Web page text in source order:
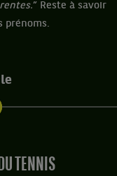
” Reste à savoir
prénoms.
TENNIS